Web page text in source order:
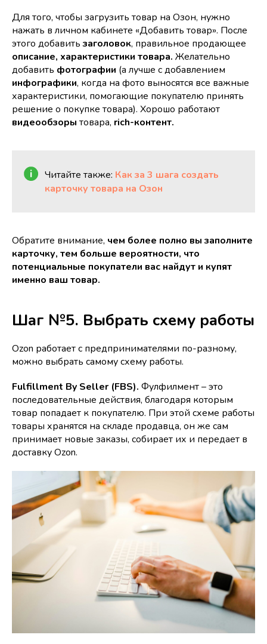
Для того, чтобы загрузить товар на Озон, нужно
нажать в личном кабинете «Добавить товар». После
этого добавитьзаголовок, правильное продающее
описание, характеристики товара. Желательно
добавить фотографии (а лучше с добавлением
инфографики, когда на фото выносятся все важные
характеристики, помогающие покупателю принять
решение о покупке товара). Хорошо работают
видеообзоры товара, rich-контент.
Читайте также: Как за 3 шага создать
карточку товара на Озон
Обратите внимание, чем более полно вы заполните
карточку, тем больше вероятности, что
потенциальные покупатели вас найдут и купят
именно ваш товар.
Шаг №5. Выбрать схему работы
Ozon работает с предпринимателями по-разному,
можно выбрать самому схему работы.
Fulfillment By Seller (FBS). Фулфилмент – это
последовательные действия, благодаря которым
товар попадает к покупателю. При этой схеме работы
товары хранятся на складе продавца, он же сам
принимает новые заказы, собирает их и передает в
доставку Ozon.